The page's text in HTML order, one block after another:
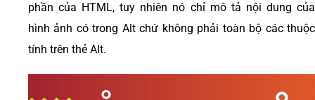
phần của HTML, tuy nhiên nó chỉ mô tả nội dung của
hình ảnh có trong Alt chứ không phải toàn bộ các thuộc
tính trên thẻ Alt.